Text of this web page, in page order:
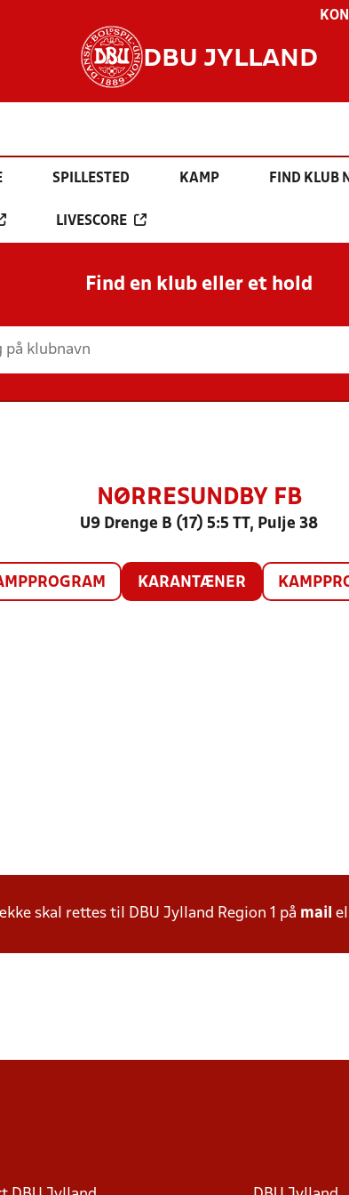
DBU JYLLAND
SPILLESTED KAMP FIND KLUB
LIVESCORE
Find en klub eller et hold
NØRRESUNDBY FB
U9 Drenge B (17) 5:5 TT, Pulje 38
KARANTÆNER
skal rettes til DBU Jylland Region 1 på mail